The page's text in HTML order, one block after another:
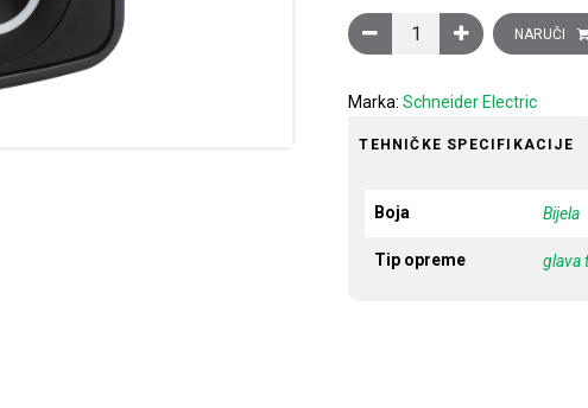
Glava dvostrukogNARUČI
Marka:Schneider Electric
TEHNIČKE SPECIFIKACIJE
Boja Bijela
Tip opreme glava